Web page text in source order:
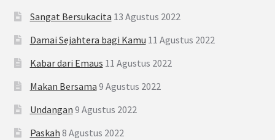
Sangat Bersukacita 13 Agustus 2022
Damai Sejahtera bagi Kamu 11 Agustus 2022
Kabar dari Emaus 11 Agustus 2022
Makan Bersama 9 Agustus 2022
Undangan 9 Agustus 2022
Paskah 8 Agustus 2022